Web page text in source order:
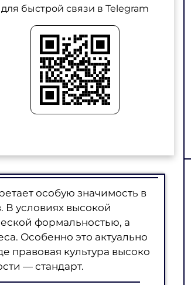
для быстрой связи в Telegram
особую значимость в
условиях высокой
формальностью, а
Особенно это актуально
правовая культура высоко
— стандарт.